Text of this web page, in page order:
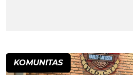
KOMUNITAS